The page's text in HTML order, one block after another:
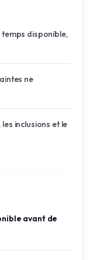
disponible,
ne
inclusions et le
avant de